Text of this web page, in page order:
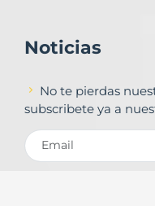
Noticias
No te pierdas
subscribete ya a